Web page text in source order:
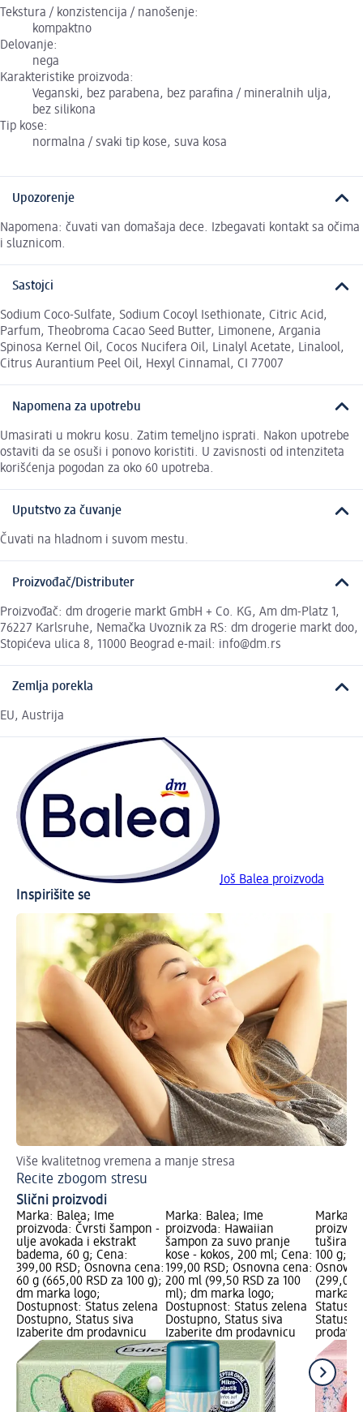
Tekstura / konzistencija / nanošenje:
kompaktno
Delovanje:
nega
Karakteristike proizvoda:
Veganski, bez parabena, bez parafina / mineralnih ulja,
bez silikona
Tip kose:
normalna / svaki tip kose, suva kosa
Upozorenje
Napomena: čuvati van domašaja dece. Izbegavati kontakt sa očima
i sluznicom.
Sastojci
Sodium Coco-Sulfate, Sodium Cocoyl Isethionate, Citric Acid,
Parfum, Theobroma Cacao Seed Butter, Limonene, Argania
Spinosa Kernel Oil, Cocos Nucifera Oil, Linalyl Acetate, Linalool,
Citrus Aurantium Peel Oil, Hexyl Cinnamal, CI 77007
Napomena za upotrebu
Umasirati u mokru kosu. Zatim temeljno isprati. Nakon upotrebe
ostaviti da se osuši i ponovo koristiti. U zavisnosti od intenziteta
korišćenja pogodan za oko 60 upotreba.
Uputstvo za čuvanje
Čuvati na hladnom i suvom mestu.
Proizvođač/Distributer
Proizvođač: dm drogerie markt GmbH + Co. KG, Am dm-Platz 1,
76227 Karlsruhe, Nemačka Uvoznik za RS: dm drogerie markt doo,
Stopićeva ulica 8, 11000 Beograd e-mail: info@dm.rs
Zemlja porekla
EU, Austrija
Još Balea proizvoda
Inspirišite se
Više kvalitetnog vremena a manje stresa
Recite zbogom stresu
Slični proizvodi
Marka: Balea; Ime
proizvoda: Čvrsti šampon -
ulje avokada i ekstrakt
badema, 60 g; Cena:
399,00 RSD; Osnovna cena:
60 g (665,00 RSD za 100 g);
dm marka logo;
Dostupnost: Status zelena
Dostupno, Status siva
Izaberite dm prodavnicu
Marka: Balea; Ime
proizvoda: Hawaiian
šampon za suvo pranje
kose - kokos, 200 ml; Cena:
199,00 RSD; Osnovna cena:
200 ml (99,50 RSD za 100
ml); dm marka logo;
Dostupnost: Status zelena
Dostupno, Status siva
Izaberite dm prodavnicu
Marka:
100 g;
(299,00
marka
Status
Status